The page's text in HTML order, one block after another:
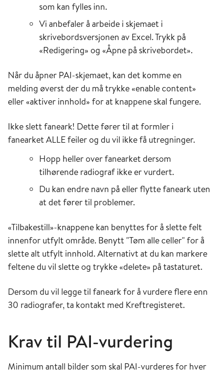
som kan fylles inn.
Vi anbefaler å arbeide i skjemaet i
skrivebordsversjonen av Excel. Trykk på
«Redigering» og «Åpne på skrivebordet».
Når du åpner PAI-skjemaet, kan det komme en
melding øverst der du må trykke «enable content»
eller «aktiver innhold» for at knappene skal fungere.
Ikke slett faneark! Dette fører til at formler i
fanearket ALLE feiler og du vil ikke få utregninger.
Hopp heller over fanearket dersom
tilhørende radiograf ikke er vurdert.
Du kan endre navn på eller flytte faneark uten
at det fører til problemer.
«Tilbakestill»-knappene kan benyttes for å slette felt
innenfor utfylt område. Benytt "Tøm alle celler" for å
slette alt utfylt innhold. Alternativt at du kan markere
feltene du vil slette og trykke «delete» på tastaturet.
Dersom du vil legge til faneark for å vurdere flere enn
30 radiografer, ta kontakt med Kreftregisteret.
Krav til PAI-vurdering
Minimum antall bilder som skal PAI-vurderes for hver